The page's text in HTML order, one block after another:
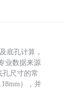
底孔计算，
业数据来源
孔尺寸的常
），并